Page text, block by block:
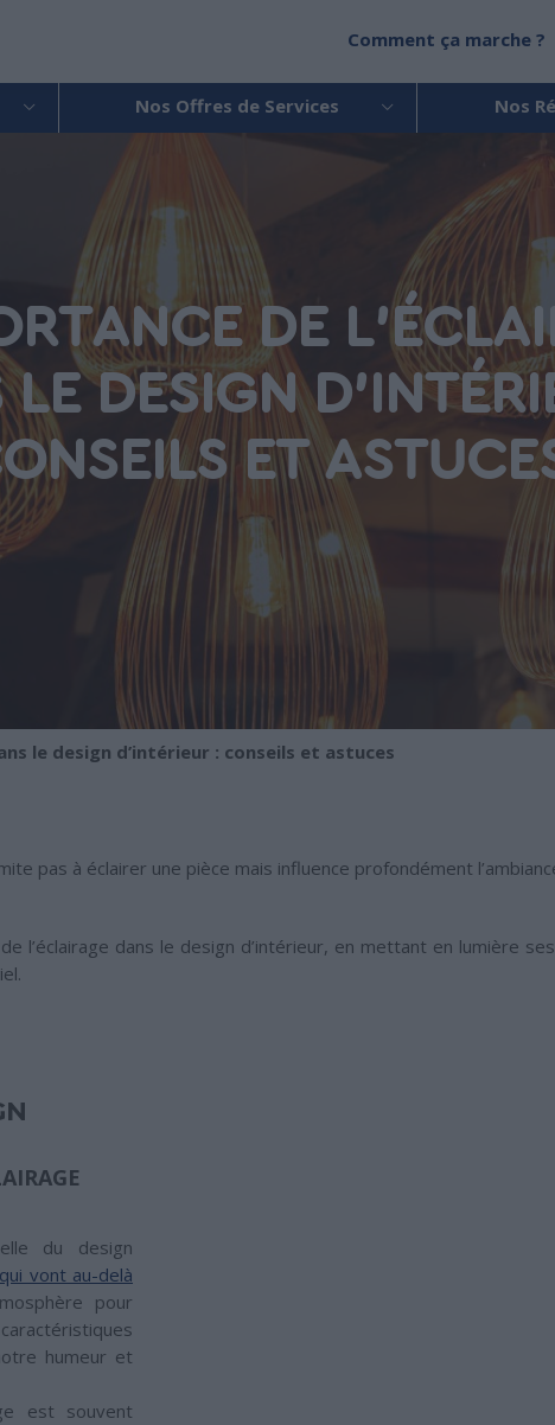
Comment ça marche ?
Nos Offres de Services Nos
DE
LE DESIGN
ET
le design d’intérieur : conseils et astuces
pas à éclairer une pièce mais influence profondément
l’éclairage dans le design d’intérieur, en mettant en lumière
du design
vont au-delà
pour
humeur et
est souvent